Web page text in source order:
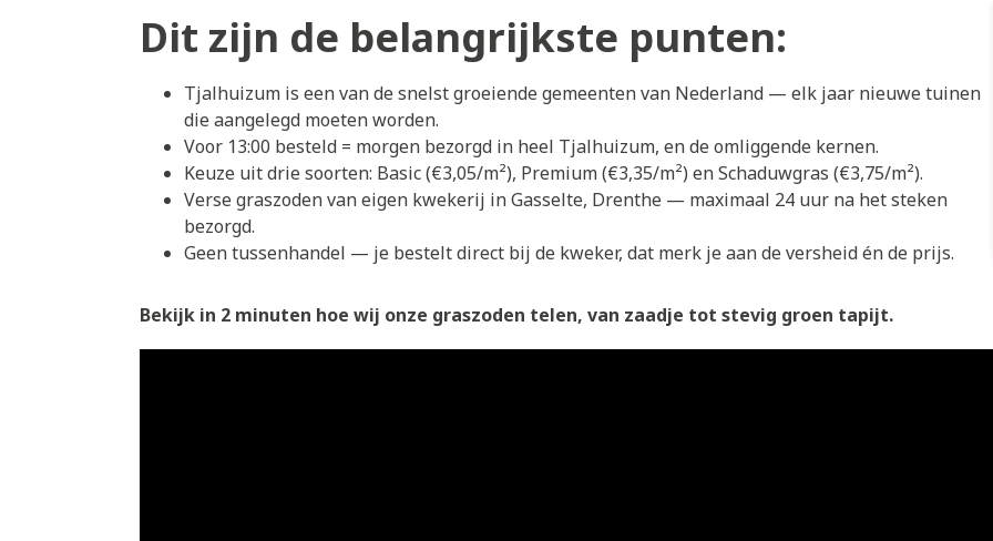
Dit zijn de belangrijkste punten:
Tjalhuizum is een van de snelst groeiende gemeenten van Nederland — elk jaar nieuwe tuinen
die aangelegd moeten worden.
Voor 13:00 besteld = morgen bezorgd in heel Tjalhuizum, en de omliggende kernen.
Keuze uit drie soorten: Basic (€3,05/m²), Premium (€3,35/m²) en Schaduwgras (€3,75/m²).
Verse graszoden van eigen kwekerij in Gasselte, Drenthe — maximaal 24 uur na het steken
bezorgd.
Geen tussenhandel — je bestelt direct bij de kweker, dat merk je aan de versheid én de prijs.
Bekijk in 2 minuten hoe wij onze graszoden telen, van zaadje tot stevig groen tapijt.